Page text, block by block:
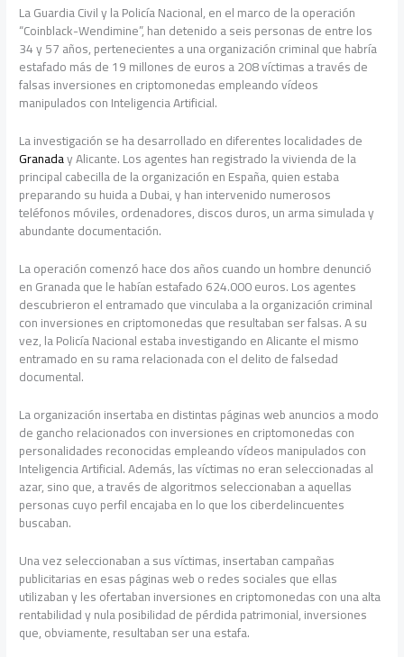
La Guardia Civil y la Policía Nacional, en el marco de la operación
“Coinblack-Wendimine”, han detenido a seis personas de entre los
34 y 57 años, pertenecientes a una organización criminal que habría
estafado más de 19 millones de euros a 208 víctimas a través de
falsas inversiones en criptomonedas empleando vídeos
manipulados con Inteligencia Artificial.
La investigación se ha desarrollado en diferentes localidades de
Granaday Alicante. Los agentes han registrado la vivienda de la
principal cabecilla de la organización en España, quien estaba
preparando su huida a Dubai, y han intervenido numerosos
teléfonos móviles, ordenadores, discos duros, un arma simulada y
abundante documentación.
La operación comenzó hace dos años cuando un hombre denunció
en Granada que le habían estafado 624.000 euros. Los agentes
descubrieron el entramado que vinculaba a la organización criminal
con inversiones en criptomonedas que resultaban ser falsas. A su
vez, la Policía Nacional estaba investigando en Alicante el mismo
entramado en su rama relacionada con el delito de falsedad
documental.
La organización insertaba en distintas páginas web anuncios a modo
de gancho relacionados con inversiones en criptomonedas con
personalidades reconocidas empleando vídeos manipulados con
Inteligencia Artificial. Además, las víctimas no eran seleccionadas al
azar, sino que, a través de algoritmos seleccionaban a aquellas
personas cuyo perfil encajaba en lo que los ciberdelincuentes
buscaban.
Una vez seleccionaban a sus víctimas, insertaban campañas
publicitarias en esas páginas web o redes sociales que ellas
utilizaban y les ofertaban inversiones en criptomonedas con una alta
rentabilidad y nula posibilidad de pérdida patrimonial, inversiones
que, obviamente, resultaban ser una estafa.